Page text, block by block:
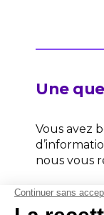
Une
Vous avez
nous vous